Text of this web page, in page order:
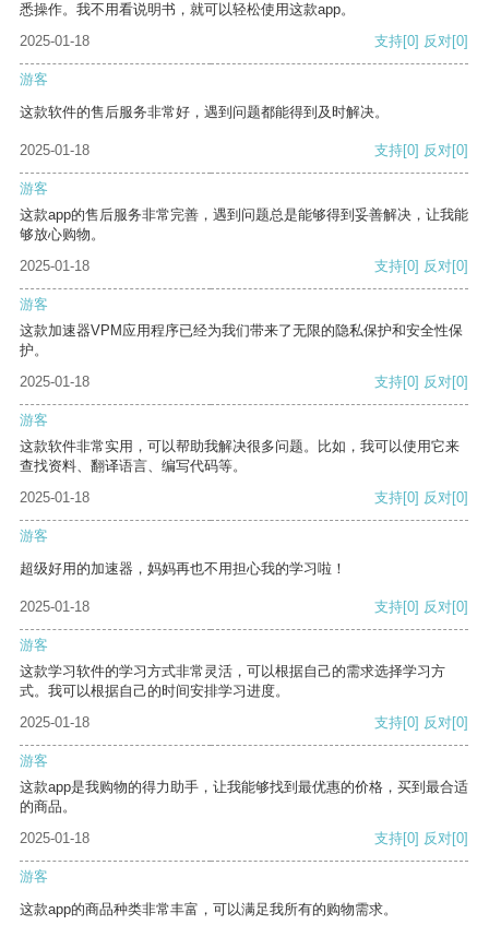
悉操作。我不用看说明书，就可以轻松使用这款app。
2025-01-18
支持[0] 反对[0]
游客
这款软件的售后服务非常好，遇到问题都能得到及时解决。
2025-01-18 支持[0] 反对[0]
游客
这款app的售后服务非常完善，遇到问题总是能够得到妥善解决，让我能
够放心购物。
2025-01-18
支持[0] 反对[0]
游客
这款加速器VPM应用程序已经为我们带来了无限的隐私保护和安全性保
护。
2025-01-18
支持[0] 反对[0]
游客
这款软件非常实用，可以帮助我解决很多问题。比如，我可以使用它来
查找资料、翻译语言、编写代码等。
2025-01-18
支持[0] 反对[0]
游客
超级好用的加速器，妈妈再也不用担心我的学习啦！
2025-01-18 支持[0] 反对[0]
游客
这款学习软件的学习方式非常灵活，可以根据自己的需求选择学习方
式。我可以根据自己的时间安排学习进度。
2025-01-18
支持[0] 反对[0]
游客
这款app是我购物的得力助手，让我能够找到最优惠的价格，买到最合适
的商品。
2025-01-18
支持[0] 反对[0]
游客
这款app的商品种类非常丰富，可以满足我所有的购物需求。